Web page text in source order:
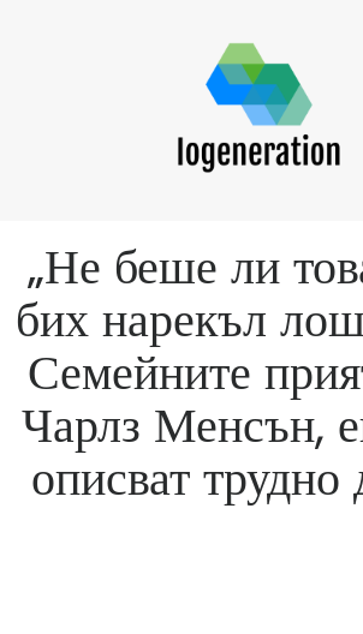
„Не беше ли
бих нарекъл
Семейните
Чарлз Менсън,
описват трудно